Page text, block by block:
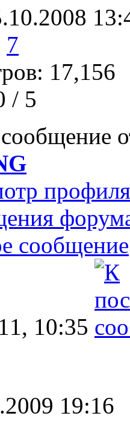
7
17,156
/ 5
профиля
сообщение
10:35
19:16